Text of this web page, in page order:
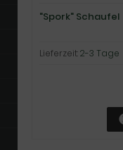
"Spork" Schaufel
Lieferzeit:2-3 Tage